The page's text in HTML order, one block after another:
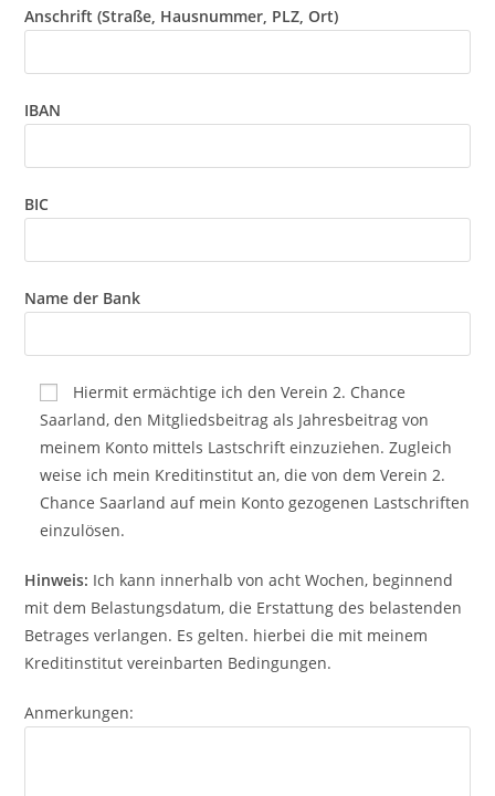
Anschrift (Straße, Hausnummer, PLZ, Ort)
IBAN
BIC
Name der Bank
Hiermit ermächtige ich den Verein 2. Chance
Saarland, den Mitgliedsbeitrag als Jahresbeitrag von
meinem Konto mittels Lastschrift einzuziehen. Zugleich
weise ich mein Kreditinstitut an, die von dem Verein 2.
Chance Saarland auf mein Konto gezogenen Lastschriften
einzulösen.
Hinweis: Ich kann innerhalb von acht Wochen, beginnend
mit dem Belastungsdatum, die Erstattung des belastenden
Betrages verlangen. Es gelten. hierbei die mit meinem
Kreditinstitut vereinbarten Bedingungen.
Anmerkungen: